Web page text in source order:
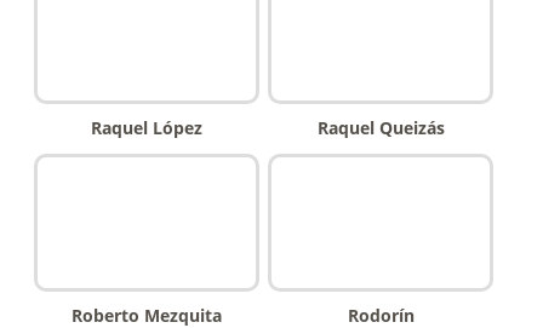
Raquel López Raquel Queizás
Roberto Mezquita Rodorín